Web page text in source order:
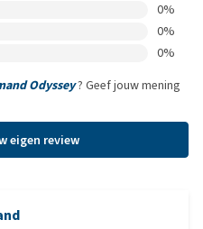
0%
0%
0%
Odyssey? Geef jouw mening
eigen review